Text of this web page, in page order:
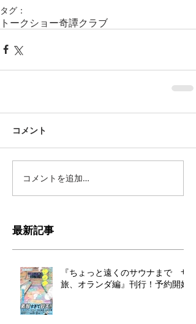
タグ：
トークショー奇譚クラブ
コメント
コメントを追加…
最新記事
『ちょっと遠くのサウナまで サ
旅、オランダ編』刊行！予約開始